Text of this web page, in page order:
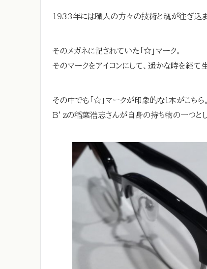
1933年には職人の方々の技術と魂が注ぎ込
そのメガネに記されていた「☆」マーク。
そのマークをアイコンにして、遥かな時を経て
その中でも「☆」マークが印象的な１本がこちら。
B’zの稲葉浩志さんが自身の持ち物の一つと